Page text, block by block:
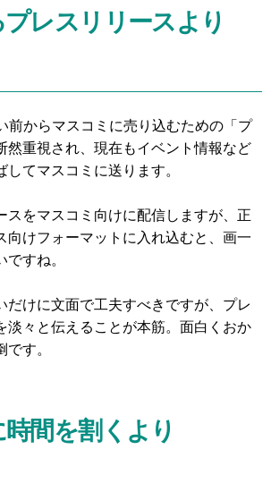
レスリリースより
前からマスコミに売り込むための「プ
然重視され、現在もイベント情報など
てマスコミに送ります。
スをマスコミ向けに配信しますが、正
向けフォーマットに入れ込むと、画一
すね。
だけに文面で工夫すべきですが、プレ
淡々と伝えることが本筋。面白くおか
す。
間を割くより